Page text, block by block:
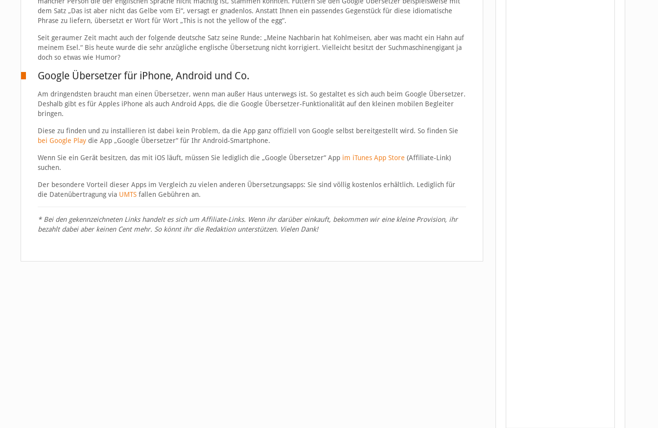
dem Satz „Das ist aber nicht das Gelbe vom Ei“, versagt er gnadenlos. Anstatt Ihnen ein passendes Gegenstück für diese idiomatische
Phrase zu liefern, übersetzt er Wort für Wort „This is not the yellow of the egg“.
Seit geraumer Zeit macht auch der folgende deutsche Satz seine Runde: „Meine Nachbarin hat Kohlmeisen, aber was macht ein Hahn auf
meinem Esel.“ Bis heute wurde die sehr anzügliche englische Übersetzung nicht korrigiert. Vielleicht besitzt der Suchmaschinengigant ja
doch so etwas wie Humor?
Google Übersetzer für iPhone, Android und Co.
Am dringendsten braucht man einen Übersetzer, wenn man außer Haus unterwegs ist. So gestaltet es sich auch beim Google Übersetzer.
Deshalb gibt es für Apples iPhone als auch Android Apps, die die Google Übersetzer-Funktionalität auf den kleinen mobilen Begleiter
bringen.
Diese zu finden und zu installieren ist dabei kein Problem, da die App ganz offiziell von Google selbst bereitgestellt wird. So finden Sie
bei Google Playdie App „Google Übersetzer“ für Ihr Android-Smartphone.
Wenn Sie ein Gerät besitzen, das mit iOS läuft, müssen Sie lediglich die „Google Übersetzer“ App im iTunes App Store (Affiliate-Link)
suchen.
Der besondere Vorteil dieser Apps im Vergleich zu vielen anderen Übersetzungsapps: Sie sind völlig kostenlos erhältlich. Lediglich für
die Datenübertragung via UMTSfallen Gebühren an.
* Bei den gekennzeichneten Links handelt es sich um Affiliate-Links. Wenn ihr darüber einkauft, bekommen wir eine kleine Provision, ihr
bezahlt dabei aber keinen Cent mehr. So könnt ihr die Redaktion unterstützen. Vielen Dank!